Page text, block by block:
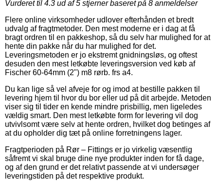
Vurderet til 4.3 ud af 5 stjerner baseret på 8 anmeldelser
Flere online virksomheder udlover efterhånden et bredt
udvalg af fragtmetoder. Den mest moderne er i dag at få
bragt ordren til en pakkeshop, så du selv har mulighed for at
hente din pakke når du har mulighed for det.
Leveringsmetoden er jo ekstremt gnidningsløs, og oftest
desuden den mest letkøbte leveringsversion ved køb af
Fischer 60-64mm (2") m8 rørb. frs a4.
Du kan lige så vel afveje for og imod at bestille pakken til
levering hjem til hvor du bor eller ud på dit arbejde. Metoden
viser sig til tider en kende mindre prisbillig, men ligeledes
vældig smart. Den mest letkøbte form for levering vil dog
utvivlsomt være selv at hente ordren, hvilket dog betinges af
at du opholder dig tæt på online forretningens lager.
Fragtperioden på Rør – Fittings er jo virkelig væsentlig
såfremt vi skal bruge dine nye produkter inden for få dage,
og af den grund er det relativt passende at vi undersøger
leveringstiden på det respektive produkt.